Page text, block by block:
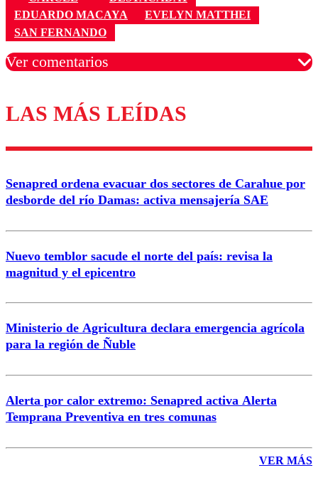
EDUARDO MACAYA
EVELYN MATTHEI
SAN FERNANDO
Ver comentarios
Los comentarios son moderados para garantizar un
diálogo respetuoso.
Correo
LAS MÁS LEÍDAS
Senapred ordena evacuar dos sectores de Carahue por
desborde del río Damas: activa mensajería SAE
Nuevo temblor sacude el norte del país: revisa la
magnitud y el epicentro
Ministerio de Agricultura declara emergencia agrícola
para la región de Ñuble
Alerta por calor extremo: Senapred activa Alerta
Temprana Preventiva en tres comunas
VER MÁS